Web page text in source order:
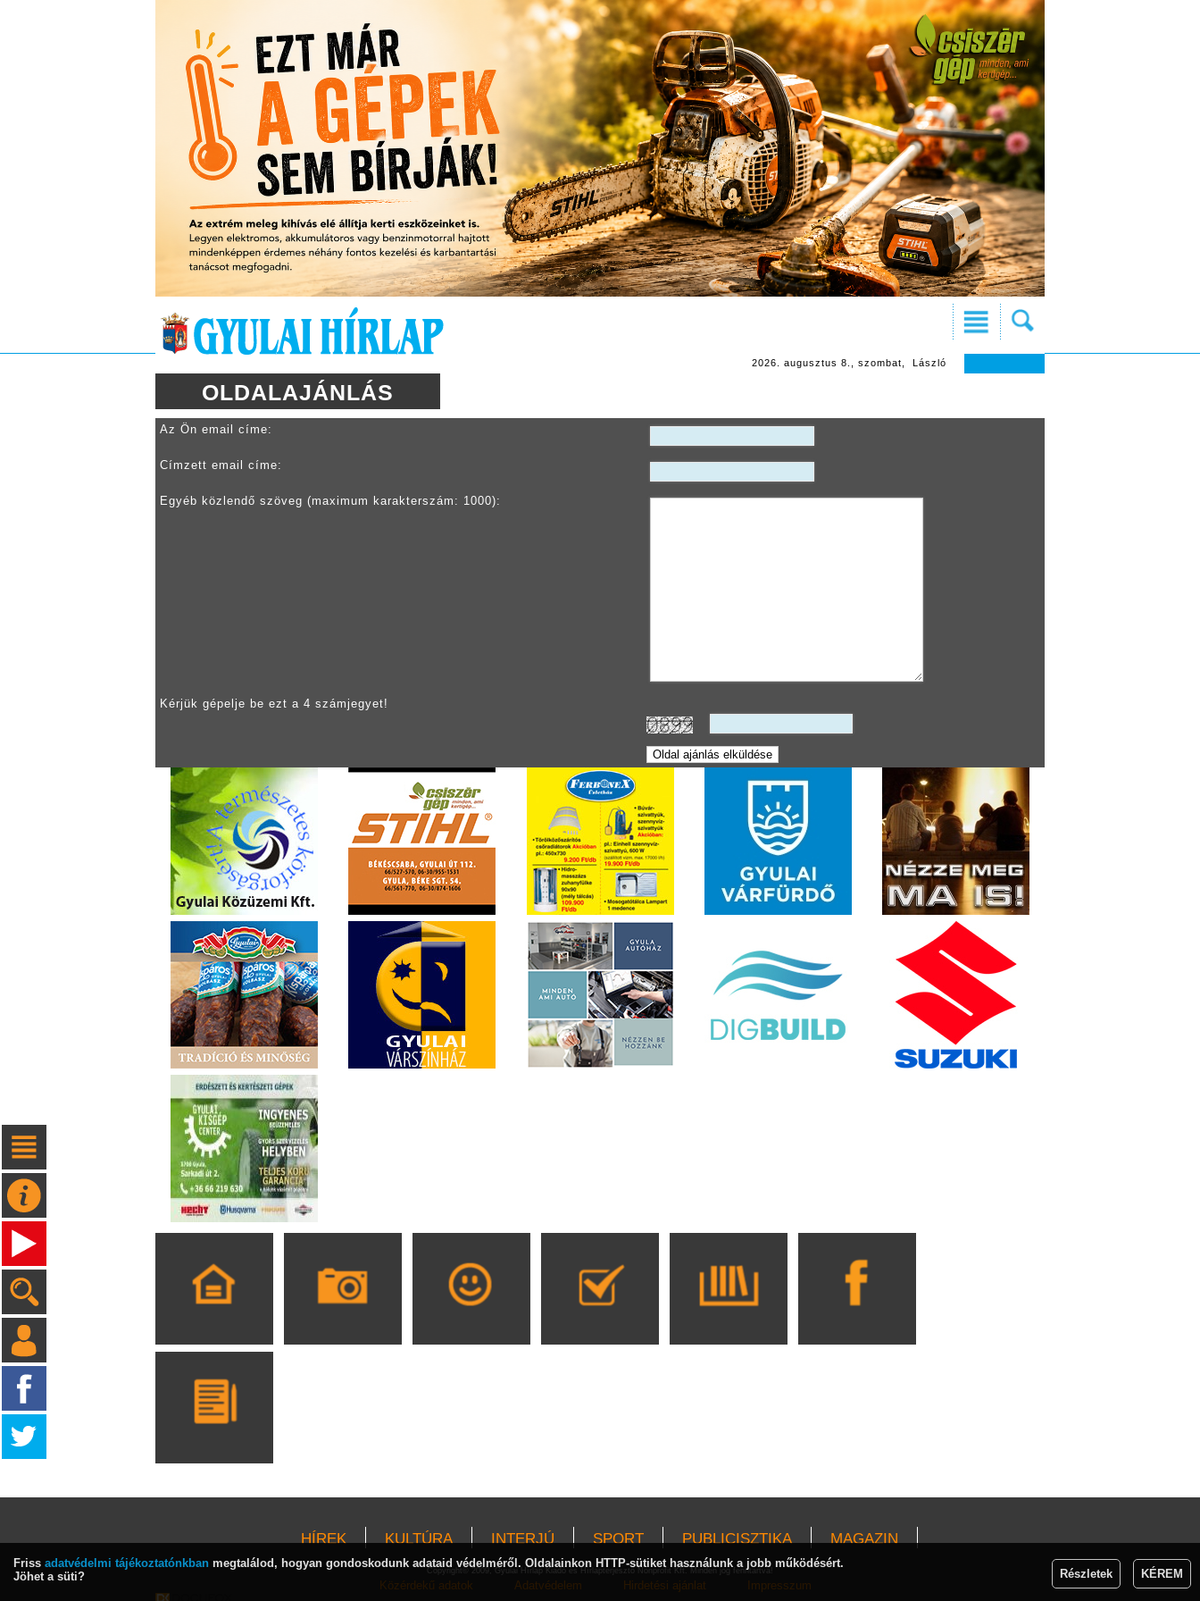
2026. augusztus 8., szombat, László
OLDALAJÁNLÁS
Az Ön email címe:
Címzett email címe:
Egyéb közlendő szöveg (maximum karakterszám: 1000):
Kérjük gépelje be ezt a 4 számjegyet!
HÍREK KULTÚRA INTERJÚ SPORT PUBLICISZTIKA MAGAZIN
Copyright© 2009, Gyulai Hírlap Kiadó és Hírlapterjesztő Nonprofit Kft. Minden jog fenntartva!
Közérdekű adatok Adatvédelem Hirdetési ajánlat Impresszum
Friss adatvédelmi tájékoztatónkban megtalálod, hogyan gondoskodunk adataid védelméről. Oldalainkon HTTP-sütiket használunk a jobb működésért.
Jöhet a süti?
Részletek KÉREM